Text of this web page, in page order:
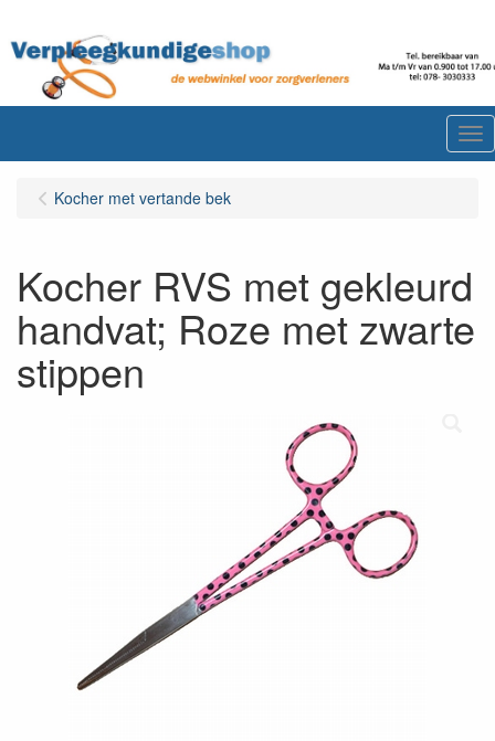
Kocher met vertande bek
Kocher RVS met gekleurd
handvat; Roze met zwarte
stippen